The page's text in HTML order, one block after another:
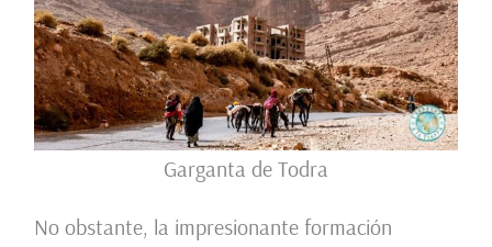
Garganta de Todra
No obstante, la impresionante formación